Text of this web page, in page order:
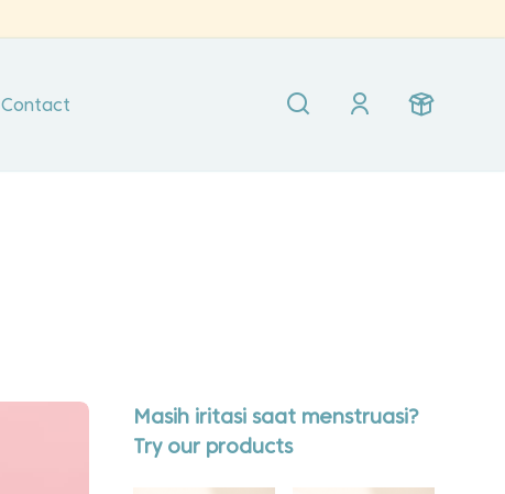
Contact
Masih iritasi saat menstruasi?
Try our products